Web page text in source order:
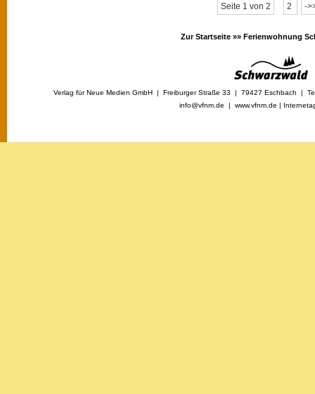
Seite 1 von 2 2 -
Zur Startseite »» Ferienwohnung
Verlag für Neue Medien GmbH | Freiburger Straße 33 | 79427 Eschbach |
info@vfnm.de | www.vfnm.de |